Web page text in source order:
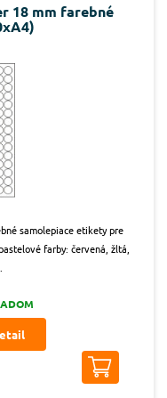
18 mm farebné
samolepiace etikety pre
farby: červená, žltá,